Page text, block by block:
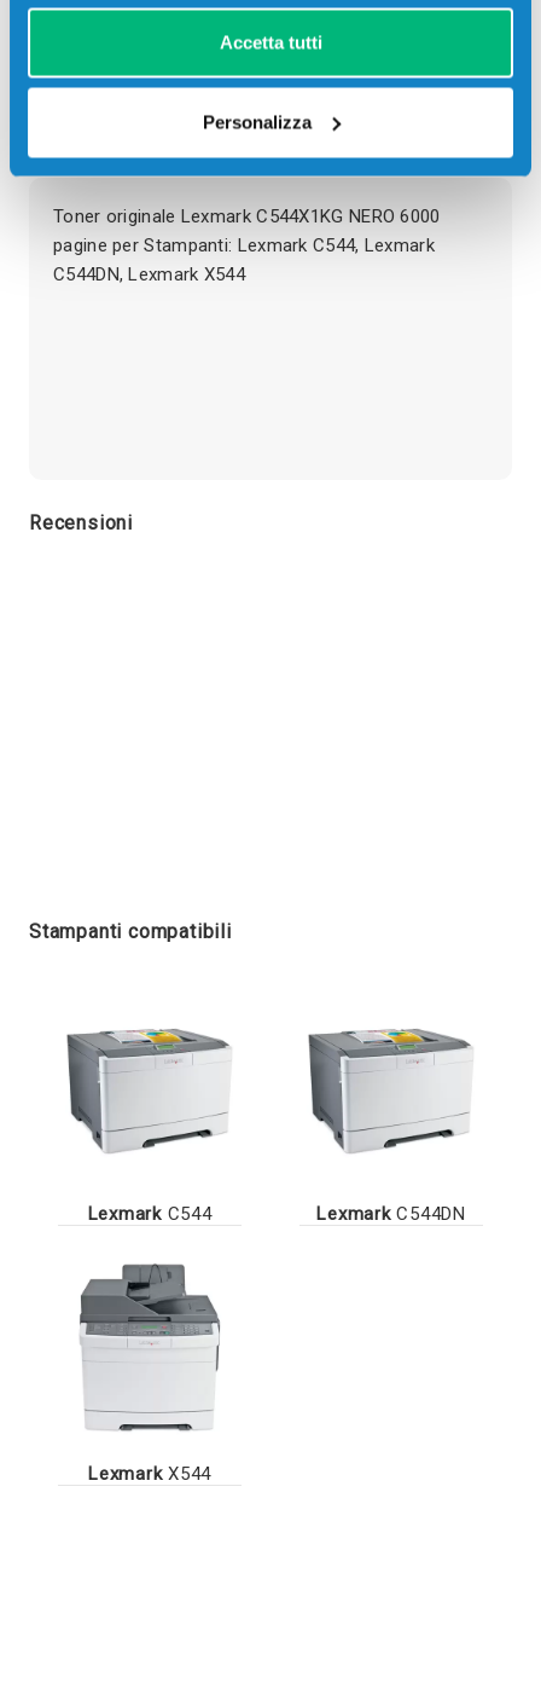
Accetta tutti
Personalizza
giorni ore min sec
Più acquisti, più risparmi:Visita la pagina prodotto per
visualizzare l'offerta
Toner originale Lexmark C544X1KG NERO 6000
pagine per Stampanti: Lexmark C544, Lexmark
C544DN, Lexmark X544
Recensioni
Stampanti compatibili
LexmarkC544 LexmarkC544DN
LexmarkX544